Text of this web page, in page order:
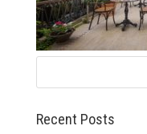
Recent Posts